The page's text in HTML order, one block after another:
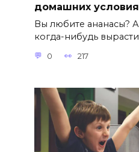
домашних
Вы любите ананасы?
когда-нибудь
0 217